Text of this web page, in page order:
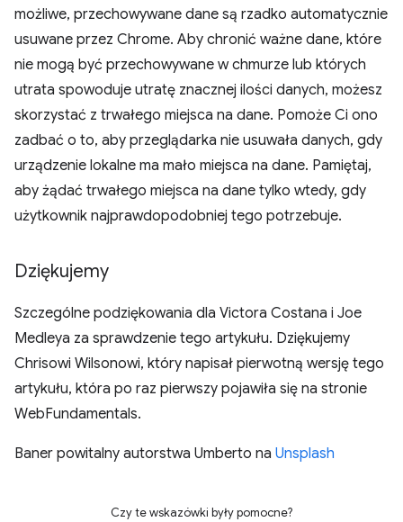
możliwe, przechowywane dane są rzadko automatycznie
usuwane przez Chrome. Aby chronić ważne dane, które
nie mogą być przechowywane w chmurze lub których
utrata spowoduje utratę znacznej ilości danych, możesz
skorzystać z trwałego miejsca na dane. Pomoże Ci ono
zadbać o to, aby przeglądarka nie usuwała danych, gdy
urządzenie lokalne ma mało miejsca na dane. Pamiętaj,
aby żądać trwałego miejsca na dane tylko wtedy, gdy
użytkownik najprawdopodobniej tego potrzebuje.
Dziękujemy
Szczególne podziękowania dla Victora Costana i Joe
Medleya za sprawdzenie tego artykułu. Dziękujemy
Chrisowi Wilsonowi, który napisał pierwotną wersję tego
artykułu, która po raz pierwszy pojawiła się na stronie
WebFundamentals.
Baner powitalny autorstwa Umberto na Unsplash
Czy te wskazówki były pomocne?